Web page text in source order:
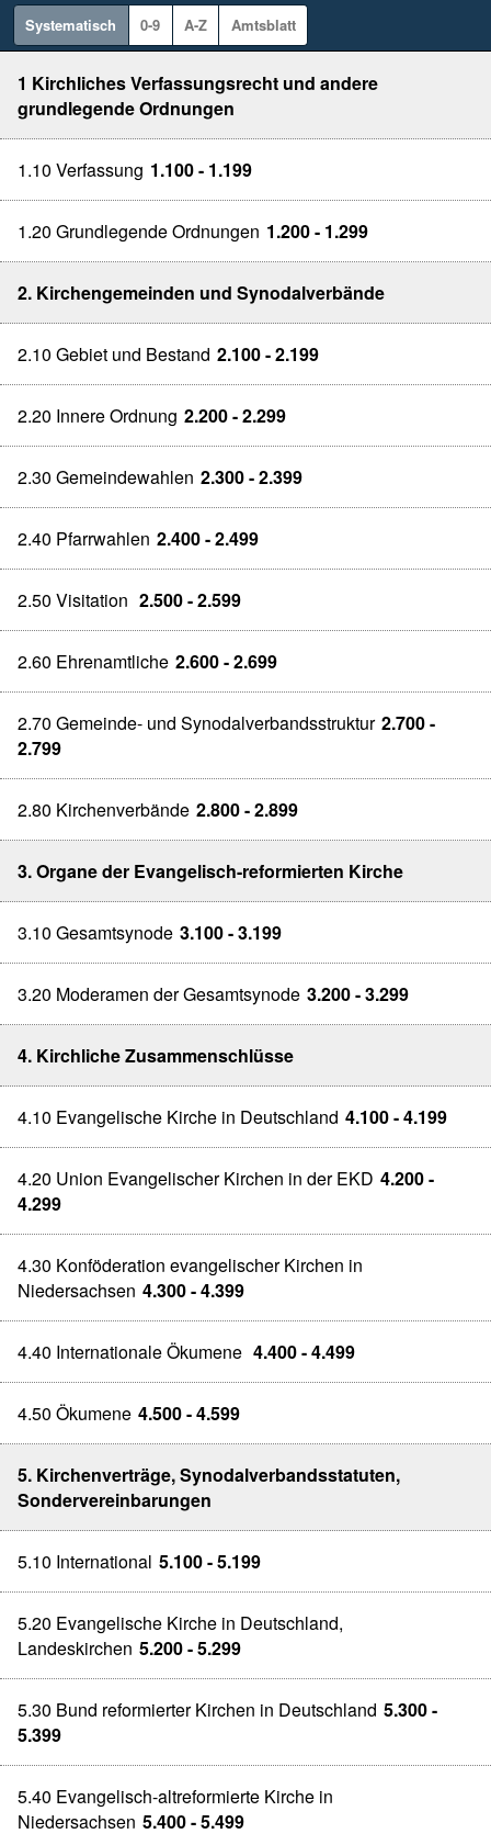
Systematisch 0-9 A-Z Amtsblatt
1 Kirchliches Verfassungsrecht und andere
grundlegende Ordnungen
1.10 Verfassung 1.100 - 1.199
1.20 Grundlegende Ordnungen 1.200 - 1.299
2. Kirchengemeinden und Synodalverbände
2.10 Gebiet und Bestand 2.100 - 2.199
2.20 Innere Ordnung 2.200 - 2.299
2.30 Gemeindewahlen 2.300 - 2.399
2.40 Pfarrwahlen 2.400 - 2.499
2.50 Visitation 2.500 - 2.599
2.60 Ehrenamtliche 2.600 - 2.699
2.70 Gemeinde- und Synodalverbandsstruktur 2.700 -
2.799
2.80 Kirchenverbände 2.800 - 2.899
3. Organe der Evangelisch-reformierten Kirche
3.10 Gesamtsynode 3.100 - 3.199
3.20 Moderamen der Gesamtsynode 3.200 - 3.299
4. Kirchliche Zusammenschlüsse
4.10 Evangelische Kirche in Deutschland 4.100 - 4.199
4.20 Union Evangelischer Kirchen in der EKD 4.200 -
4.299
4.30 Konföderation evangelischer Kirchen in
Niedersachsen 4.300 - 4.399
4.40 Internationale Ökumene 4.400 - 4.499
4.50 Ökumene 4.500 - 4.599
5. Kirchenverträge, Synodalverbandsstatuten,
Sondervereinbarungen
5.10 International 5.100 - 5.199
5.20 Evangelische Kirche in Deutschland,
Landeskirchen 5.200 - 5.299
5.30 Bund reformierter Kirchen in Deutschland 5.300 -
5.399
5.40 Evangelisch-altreformierte Kirche in
Niedersachsen 5.400 - 5.499